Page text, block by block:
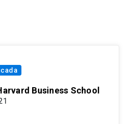
Business School